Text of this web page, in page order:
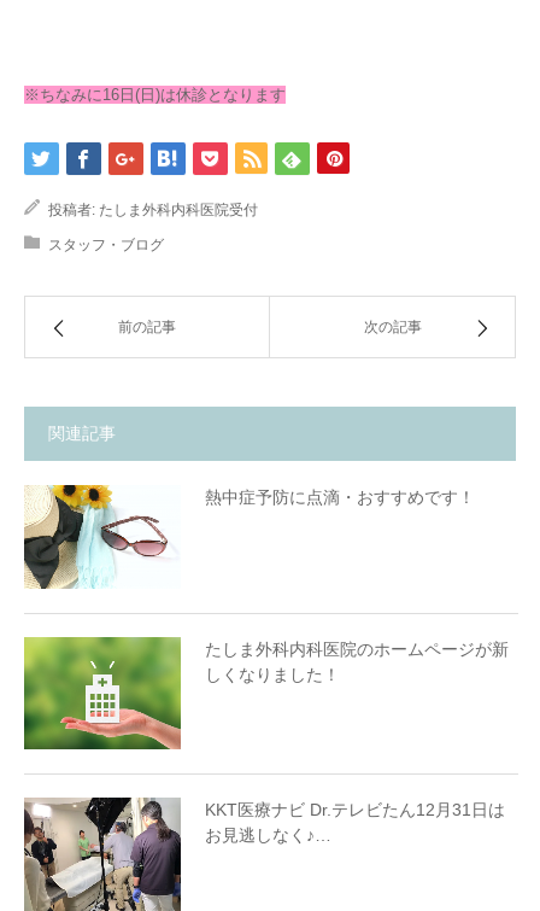
※ちなみに16日(日)は休診となります
投稿者: たしま外科内科医院受付
スタッフ・ブログ
前の記事 次の記事
関連記事
熱中症予防に点滴・おすすめです！
たしま外科内科医院のホームページが新
しくなりました！
KKT医療ナビ Dr.テレビたん12月31日は
お見逃しなく♪…